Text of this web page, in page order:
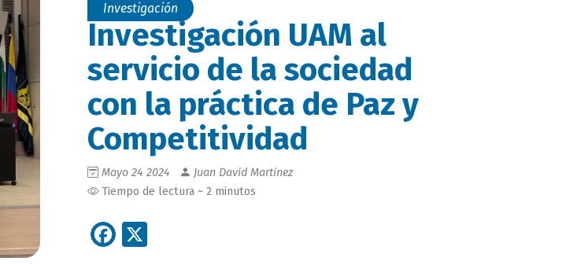
Investigación
Investigación UAM al
servicio de la sociedad
con la práctica de Paz y
Competitividad
Mayo 24 2024
Juan David Martinez
Tiempo de lectura ~ 2 minutos
Facebook